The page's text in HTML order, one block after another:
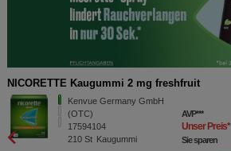
NICORETTE Kaugummi 2 mg freshfruit
Kenvue Germany GmbH
(OTC)
17594104
210 St Kaugummi
AVP***
Unser Preis*
Sie sparen